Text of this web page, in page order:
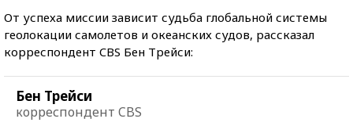
От успеха миссии зависит судьба глобальной системы
геолокации самолетов и океанских судов, рассказал
корреспондент CBS Бен Трейси:
Бен Трейси
корреспондент CBS